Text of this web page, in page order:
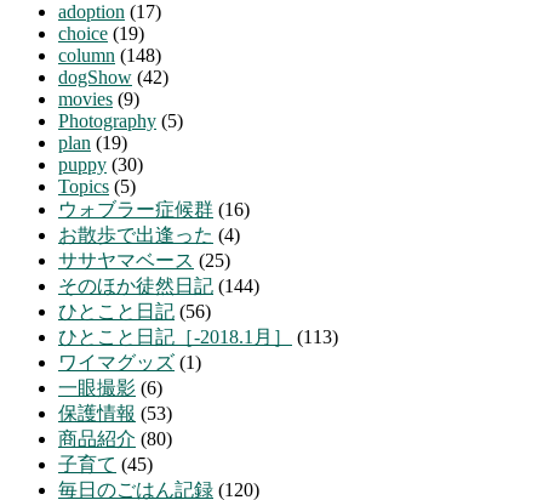
adoption (17)
choice (19)
column (148)
dogShow (42)
movies (9)
Photography (5)
plan (19)
puppy (30)
Topics (5)
ウォブラー症候群 (16)
お散歩で出逢った (4)
ササヤマベース (25)
そのほか徒然日記 (144)
ひとこと日記 (56)
ひとこと日記［-2018.1月］
(113)
ワイマグッズ (1)
一眼撮影 (6)
保護情報 (53)
商品紹介 (80)
子育て (45)
毎日のごはん記録 (120)